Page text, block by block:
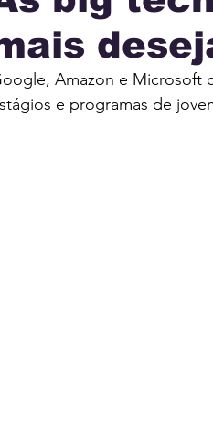
TECNOLOGIA
EDUCAÇÃO
Amazon e Microsoft
e programas de